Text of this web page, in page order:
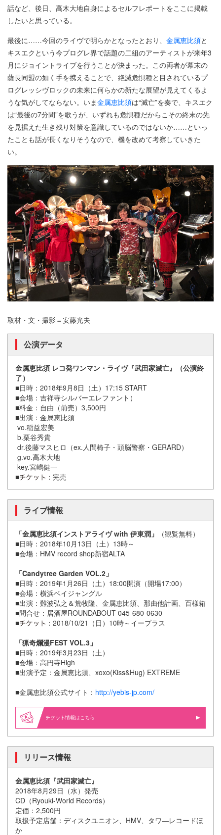
話など、後日、高木大地自身によるセルフレポートをここに掲載
したいと思っている。
最後に……今回のライヴで明らかとなったとおり、 金属恵比須と
キスエクという今プログレ界で話題の二組のアーティストが来年3
月にジョイントライブを行うことが決まった。この両者が幕末の
薩長同盟の如く手を携えることで、絶滅危惧種と目されているプ
ログレッシヴロックの未来に何らかの新たな展望が見えてくるよ
うな気がしてならない。いま金属恵比須は“滅亡”を奏で、キスエク
は“最後の7分間”を歌うが、いずれも危惧種だからこその終末の先
を見据えた生き残り対策を意識しているのではないか……といっ
たことも話が長くなりそうなので、機を改めて考察していきた
い。
取材・文・撮影＝安藤光夫
公演データ
金属恵比須 レコ発ワンマン・ライヴ『武田家滅亡』（公演終
了）
■日時：2018年9月8日（土）17:15 START
■会場：吉祥寺シルバーエレファント）
■料金：自由（前売）3,500円
■出演：金属恵比須
vo.稲益宏美
b.栗谷秀貴
dr.後藤マスヒロ（ex.人間椅子・頭脳警察・GERARD）
g.vo.高木大地
key.宮嶋健一
■
：完売
ライブ情報
「金属恵比須インストアライヴ with 伊東潤」
（観覧無料）
■日時：2018年10月13日（土）13時～
■会場：HMV record shop新宿ALTA
「Candytree Garden VOL.2」
■日時：2019年1月26日（土）18:00開演（開場17:00）
■会場：横浜ベイジャングル
■出演：難波弘之＆荒牧隆、金属恵比須、那由他計画、百様箱
■問合せ：居酒屋ROUNDABOUT 045-680-0630
■
：2018/10/21（日）10時～イープラス
「猟奇爛漫FEST VOL.3」
■日時：2019年3月23日（土）
■会場：高円寺High
■出演予定：金属恵比須、xoxo(Kiss&Hug) EXTREME
■金属恵比須公式サイト： http://yebis-jp.com/
情報はこちら
リリース情報
金属恵比須『武田家滅亡』
2018年8月29日（水）発売
CD（Ryouki-World Records）
定価：2,500円
取扱予定店舗：ディスクユニオン、HMV、タワ―レコードほ
か